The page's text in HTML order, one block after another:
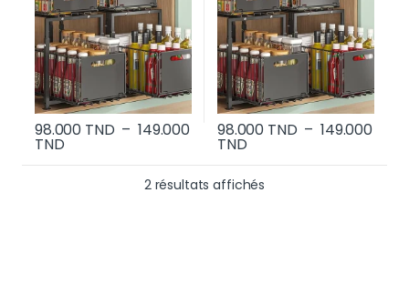
98.000 TND – 149.000
TNDPlage de prix : 98.000 TND à 149.000 TND
Ce produit a plusieurs variations. Les options
98.000 TND – 149.000
TNDPlage de prix : 98.000
Ce produit a
2 résultats affichés